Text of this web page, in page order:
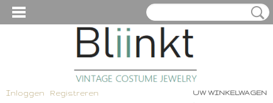
Inloggen Registreren UW WINKELWAGEN